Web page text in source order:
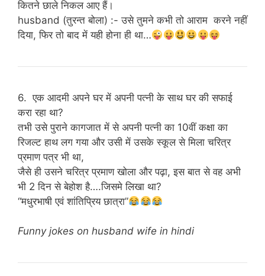
कितने छाले निकल आए हैं।
husband (तुरन्त बोला) :- उसे तुमने कभी तो आराम करने नहीं
दिया, फिर तो बाद में यही होना ही था…
6. एक आदमी अपने घर में अपनी पत्नी के साथ घर की सफाई
करा रहा था?
तभी उसे पुराने कागजात में से अपनी पत्नी का 10वीं कक्षा का
रिजल्ट हाथ लग गया और उसी में उसके स्कूल से मिला चरित्र
प्रमाण पत्र भी था,
जैसे ही उसने चरित्र प्रमाण खोला और पढ़ा, इस बात से वह अभी
भी 2 दिन से बेहोश है….जिसमे लिखा था?
“मधुरभाषी एवं शांतिप्रिय छात्रा”
Funny jokes on husband wife in hindi